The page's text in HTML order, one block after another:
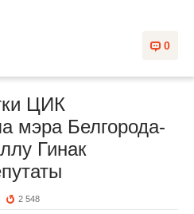
0
ЦИК
мэра Белгорода-
Гинак
2 548